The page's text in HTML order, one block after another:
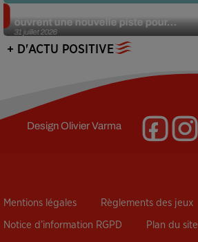
31 juillet 2026
ouvrent une nouvelle piste pour...
+ D'ACTU POSITIVE
DesignOlivier Varma
Mentions légales Règlements des jeux
Notice d’information RGPD Plan du site